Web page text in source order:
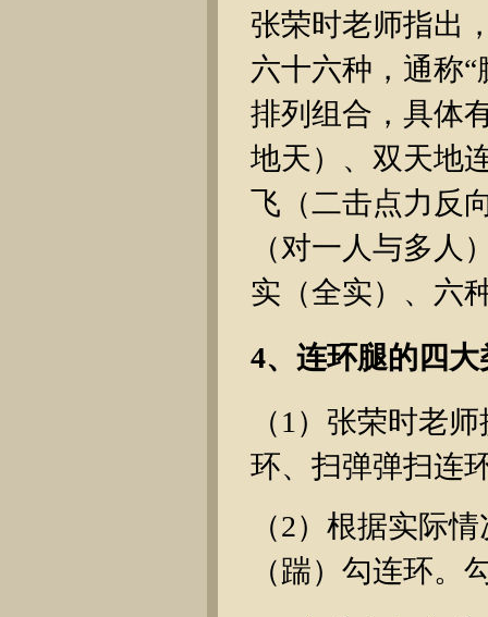
张荣时老师指出
六十六种，通称
排列组合，具体
地天）、双天地
飞（二击点力反
（对一人与多人
实（全实）、六
4、连环腿的四大
（1）张荣时老
环、扫弹弹扫连
（2）根据实际
（踹）勾连环。